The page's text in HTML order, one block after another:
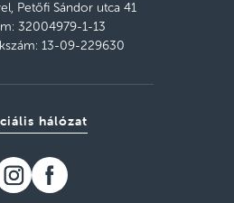
Petőfi Sándor utca 41
32004979-1-13
13-09-229630
hálózat